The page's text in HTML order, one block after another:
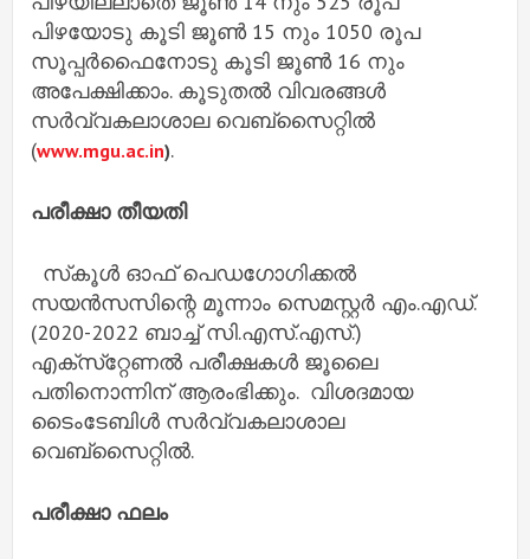
പിഴയോടു കൂടി ജൂൺ 15 നും 1050 രൂപ
സൂപ്പർഫൈനോടു കൂടി ജൂൺ 16 നും
അപേക്ഷിക്കാം. കൂടുതൽ വിവരങ്ങൾ
സർവ്വകലാശാല വെബ്‌സൈറ്റിൽ
(www.mgu.ac.in).
പരീക്ഷാ തീയതി
സ്‌കൂൾ ഓഫ് പെഡഗോഗിക്കൽ
സയൻസസിന്റെ മൂന്നാം സെമസ്റ്റർ എം.എഡ്.
(2020-2022 ബാച്ച് സി.എസ്.എസ്.)
എക്‌സ്‌റ്റേണൽ പരീക്ഷകൾ ജൂലൈ
പതിനൊന്നിന് ആരംഭിക്കും. വിശദമായ
ടൈംടേബിൾ സർവ്വകലാശാല
വെബ്‌സൈറ്റിൽ.
പരീക്ഷാ ഫലം